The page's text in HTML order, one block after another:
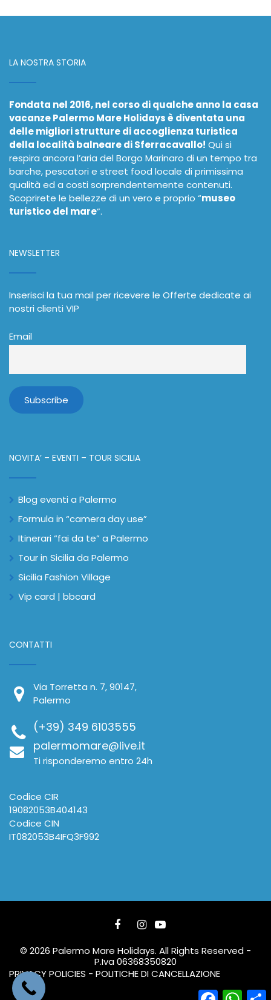
LA NOSTRA STORIA
Fondata nel 2016, nel corso di qualche anno la casa
vacanze Palermo Mare Holidays è diventata una
delle migliori strutture di accoglienza turistica
della località balneare di Sferracavallo! Qui si
respira ancora l’aria del Borgo Marinaro di un tempo tra
barche, pescatori e street food locale di primissima
qualità ed a costi sorprendentemente contenuti.
Scoprirete le bellezze di un vero e proprio “museo
turistico del mare”.
NEWSLETTER
Inserisci la tua mail per ricevere le Offerte dedicate ai
nostri clienti VIP
Email
NOVITA’ – EVENTI – TOUR SICILIA
Blog eventi a Palermo
Formula in “camera day use”
Itinerari “fai da te” a Palermo
Tour in Sicilia da Palermo
Sicilia Fashion Village
Vip card | bbcard
CONTATTI
Via Torretta n. 7, 90147,
Palermo
(+39) 349 6103555
palermomare@live.it
Ti risponderemo entro 24h
Codice CIR
19082053B404143
Codice CIN
IT082053B4IFQ3F992
© 2026 Palermo Mare Holidays. All Rights Reserved -
P.Iva 06368350820
PRIVACY POLICIES - POLITICHE DI CANCELLAZIONE
Facebook